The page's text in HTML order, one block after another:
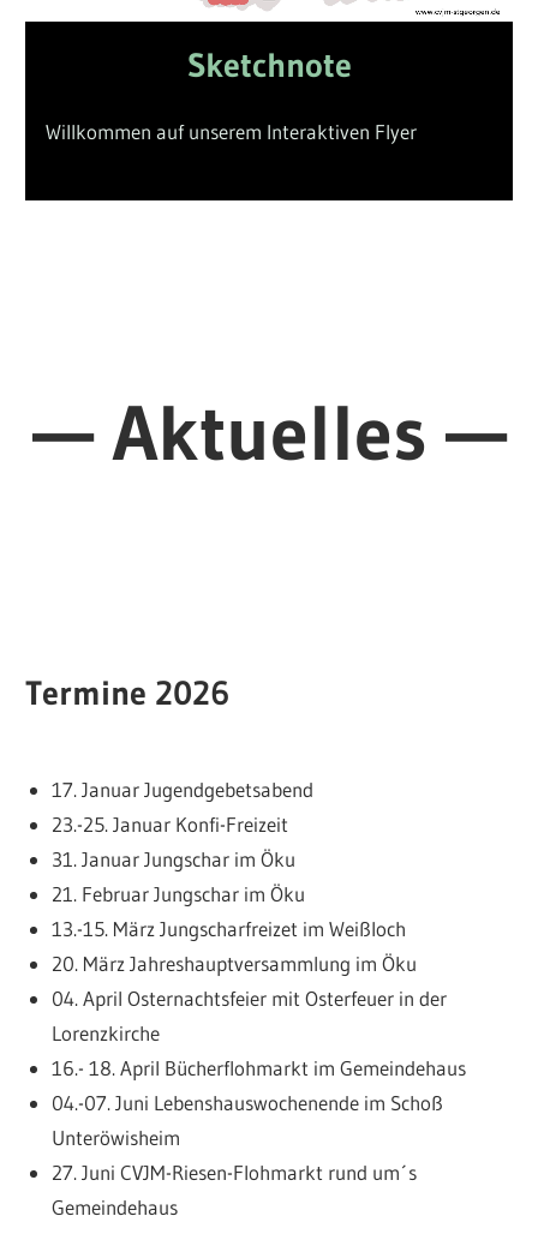
Sketchnote
Willkommen auf unserem Interaktiven Flyer
—Aktuelles —
Termine 2026
17. Januar Jugendgebetsabend
23.-25. Januar Konfi-Freizeit
31. Januar Jungschar im Öku
21. Februar Jungschar im Öku
13.-15. März Jungscharfreizet im Weißloch
20. März Jahreshauptversammlung im Öku
04. April Osternachtsfeier mit Osterfeuer in der
Lorenzkirche
16.- 18. April Bücherflohmarkt im Gemeindehaus
04.-07. Juni Lebenshauswochenende im Schoß
Unteröwisheim
27. Juni CVJM-Riesen-Flohmarkt rund um´s
Gemeindehaus